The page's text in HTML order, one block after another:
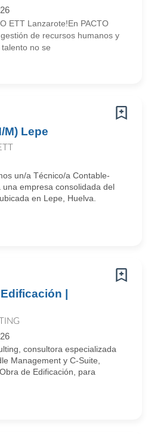
ETT Lanzarote!En PACTO
de recursos humanos y
no se
M) Lepe
un/a Técnico/a Contable-
empresa consolidada del
en Lepe, Huelva.
|
consultora especializada
Management y C-Suite,
de Edificación, para